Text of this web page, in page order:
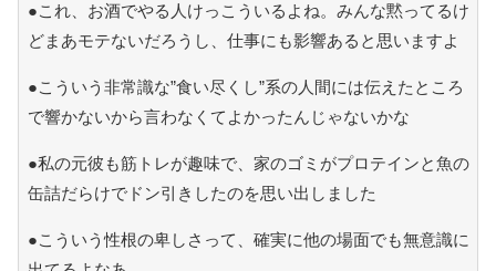
●これ、お酒でやる人けっこういるよね。みんな黙ってるけ
どまあモテないだろうし、仕事にも影響あると思いますよ
●こういう非常識な”食い尽くし”系の人間には伝えたところ
で響かないから言わなくてよかったんじゃないかな
●私の元彼も筋トレが趣味で、家のゴミがプロテインと魚の
缶詰だらけでドン引きしたのを思い出しました
●こういう性根の卑しさって、確実に他の場面でも無意識に